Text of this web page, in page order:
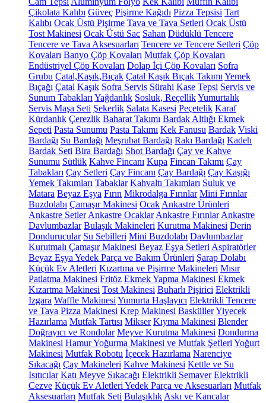
Çikolata Kalıbı Güveç Pişirme Kağıdı Pizza Tepsisi Tart
Kalıbı Ocak Üstü Pişirme Tava ve Tava Setleri Ocak Üstü
Tost Makinesi Ocak Üstü Sac Sahan Düdüklü Tencere
Tencere ve Tava Aksesuarları Tencere ve Tencere Setleri Çöp
Kovaları Banyo Çöp Kovaları Mutfak Çöp Kovaları
Endüstriyel Çöp Kovaları Dolap İçi Çöp Kovaları Sofra
Grubu Çatal,Kaşık,Bıçak Çatal Kaşık Bıçak Takımı Yemek
Bıçağı Çatal Kaşık Sofra Servis Sürahi Kase Tepsi Servis ve
Sunum Tabakları Yağdanlık Sosluk, ReçellikYumurtalık
Servis Maşa Seti Şekerlik Salata Kasesi Peçetelik Karaf
Kürdanlık Çerezlik Baharat Takımı Bardak Altlığı Ekmek
Sepeti Pasta Sunumu Pasta Takımı Kek Fanusu Bardak Viski
Bardağı Su Bardağı Meşrubat Bardağı Rakı Bardağı Kadeh
Bardak Seti Bira Bardağı Shot Bardağı Çay ve Kahve
Sunumu Sütlük Kahve Fincanı Kupa Fincan Takımı Çay
Tabakları Çay Setleri Çay Fincanı Çay Bardağı Çay Kaşığı
Yemek Takımları Tabaklar Kahvaltı Takımları Suluk ve
Matara Beyaz Eşya Fırın Mikrodalga Fırınlar Mini Fırınlar
Buzdolabı Çamaşır Makinesi Ocak Ankastre Ürünleri
Ankastre Setler Ankastre Ocaklar Ankastre Fırınlar Ankastre
Davlumbazlar Bulaşık Makineleri Kurutma Makinesi Derin
Dondurucular Su Sebilleri Mini Buzdolabı Davlumbazlar
Kurutmalı Çamaşır Makinesi Beyaz Eşya Setleri Aspiratörler
Beyaz Eşya Yedek Parça ve Bakım Ürünleri Şarap Dolabı
Küçük Ev Aletleri Kızartma ve Pişirme Makineleri Mısır
Patlatma Makinesi Fritöz Ekmek Yapma Makinesi Ekmek
Kızartma Makinesi Tost Makinesi Buharlı Pişirici Elektrikli
Izgara Waffle Makinesi Yumurta Haşlayıcı Elektrikli Tencere
ve Tava Pizza Makinesi Krep Makinesi BasküllerYiyecek
Hazırlama Mutfak Tartısı Mikser Kıyma Makinesi Blender
Doğrayıcı ve Rondolar Meyve Kurutma Makinesi Dondurma
Makinesi Hamur Yoğurma Makinesi ve Mutfak Şefleri Yoğurt
Makinesi Mutfak Robotu İçecek Hazırlama Narenciye
Sıkacağı Çay Makineleri Kahve Makinesi Kettle ve Su
Isıtıcılar Katı Meyve Sıkacağı Elektrikli Semaver Elektrikli
Cezve Küçük Ev Aletleri Yedek Parça ve Aksesuarları Mutfak
Aksesuarları Mutfak Seti Bulaşıklık Askı ve Kancalar